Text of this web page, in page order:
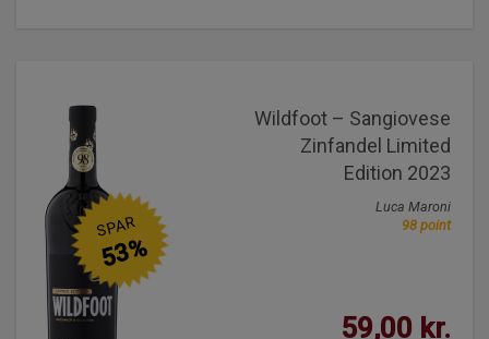
Wildfoot – Sangiovese
Zinfandel Limited
Edition 2023
Luca Maroni
98 point
59,00 kr.
SPAR
53%